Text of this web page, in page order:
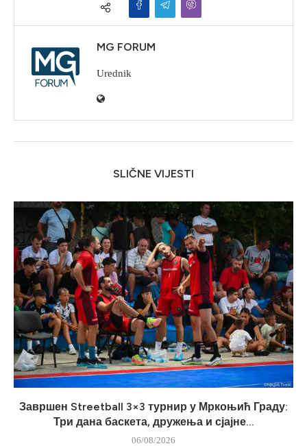
MG FORUM
Urednik
SLIČNE VIJESTI
Завршен Streetball 3×3 турнир у Мркоњић Граду:
Три дана баскета, дружења и сјајне...
06/08/2026